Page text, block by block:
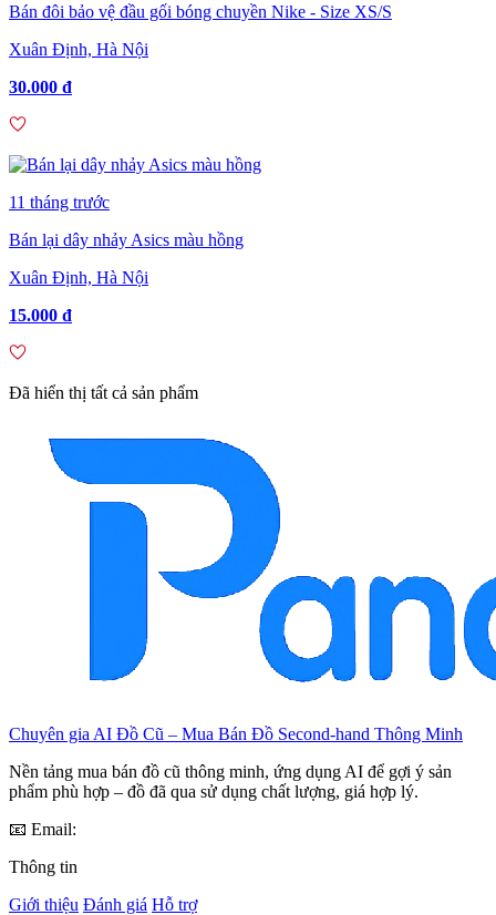
Bán đôi bảo vệ đầu gối bóng chuyền Nike - Size XS/S
Xuân Định, Hà Nội
30.000 đ
11 tháng trước
Bán lại dây nhảy Asics màu hồng
Xuân Định, Hà Nội
15.000 đ
Đã hiển thị tất cả sản phẩm
Chuyên gia AI Đồ Cũ – Mua Bán Đồ Second-hand Thông Minh
Nền tảng mua bán đồ cũ thông minh, ứng dụng AI để gợi ý sản
phẩm phù hợp – đồ đã qua sử dụng chất lượng, giá hợp lý.
📧 Email:
Thông tin
Giới thiệu Đánh giá Hỗ trợ